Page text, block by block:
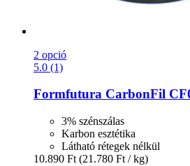
2 opció
5.0 (1)
Formfutura CarbonFil
3% szénszálas
Karbon esztétika
Látható rétegek nélkül
10.890 Ft (21.780 Ft / kg)